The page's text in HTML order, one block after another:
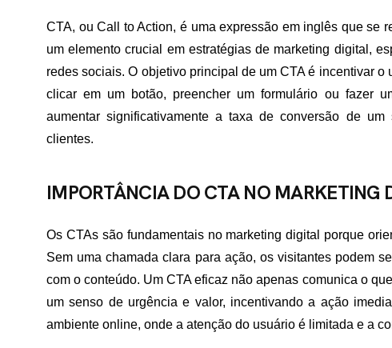
CTA, ou Call to Action, é uma expressão em inglês que se
um elemento crucial em estratégias de marketing digital,
redes sociais. O objetivo principal de um CTA é incentivar
clicar em um botão, preencher um formulário ou fazer
aumentar significativamente a taxa de conversão de
clientes.
IMPORTÂNCIA DO CTA NO MARKETING
Os CTAs são fundamentais no marketing digital porque
Sem uma chamada clara para ação, os visitantes podem
com o conteúdo. Um CTA eficaz não apenas comunica o
um senso de urgência e valor, incentivando a ação
ambiente online, onde a atenção do usuário é limitada e a